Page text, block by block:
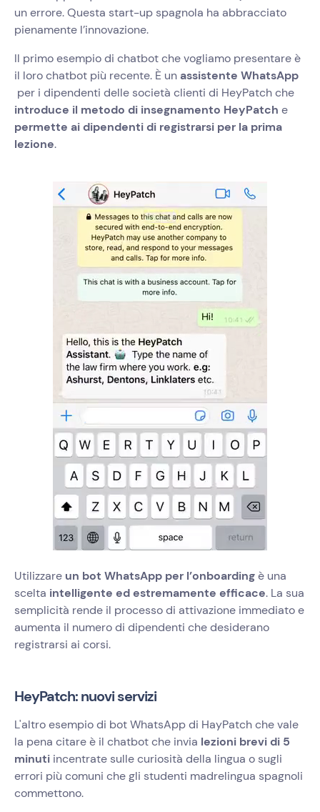
un errore. Questa start-up spagnola ha abbracciato
pienamente l’innovazione.
Il primo esempio di chatbot che vogliamo presentare è
il loro chatbot più recente. È unassistente WhatsApp
per i dipendenti delle società clienti di ‍ HeyPatch che
introduce il metodo di insegnamento HeyPatch e
permette ai dipendenti di registrarsi per la prima
lezione.
Utilizzare un bot WhatsApp per l’onboardingè una
scelta intelligente ed estremamente efficace. La sua
semplicità rende il processo di attivazione immediato e
aumenta il numero di dipendenti che desiderano
registrarsi ai corsi.
HeyPatch: nuovi servizi
L'altro esempio di bot WhatsApp di HayPatch che vale
la pena citare è il chatbot che invia lezioni brevi di 5
minuti incentrate sulle curiosità della lingua o sugli
errori più comuni che gli studenti madrelingua spagnoli
commettono.